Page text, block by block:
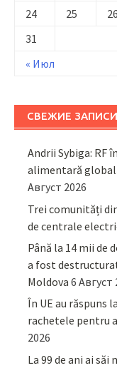
« Июл
24
25 26
31
СВЕЖИЕ ЗАПИСИ
Andrii Sybiga: RF
alimentară
Август 2026
Trei comunități
de centrale
Până la 14 mii de
a fost
Moldova 6 Август
În UE au răspuns
rachetele pentru
2026
La 99 de ani ai